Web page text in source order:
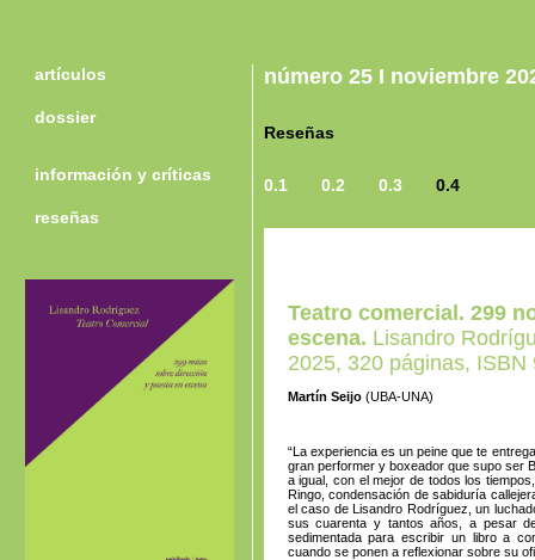
artículos
dossier
información y críticas
reseñas
número 25 I noviembre
Reseñas
0.1 0.2 0.3 0.4
Teatro comercial. 299
escena. Lisandro
2025, 320 páginas,
Martín Seijo(UBA-UNA)
“La experiencia es un peine que te
gran performer y boxeador que supo ser
a igual, con el mejor de todos los
Ringo, condensación de sabiduría
el caso de Lisandro Rodríguez, un
sus cuarenta y tantos años, a pesar
sedimentada para escribir un libro a
cuando se ponen a reflexionar sobre su